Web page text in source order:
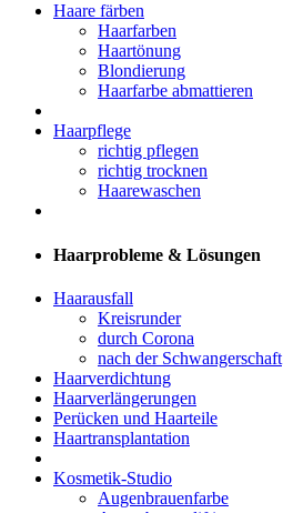
Haare färben
Haarfarben
Haartönung
Blondierung
Haarfarbe abmattieren
Haarpflege
richtig pflegen
richtig trocknen
Haarewaschen
Haarprobleme & Lösungen
Haarausfall
Kreisrunder
durch Corona
nach der Schwangerschaft
Haarverdichtung
Haarverlängerungen
Perücken und Haarteile
Haartransplantation
Kosmetik-Studio
Augenbrauenfarbe